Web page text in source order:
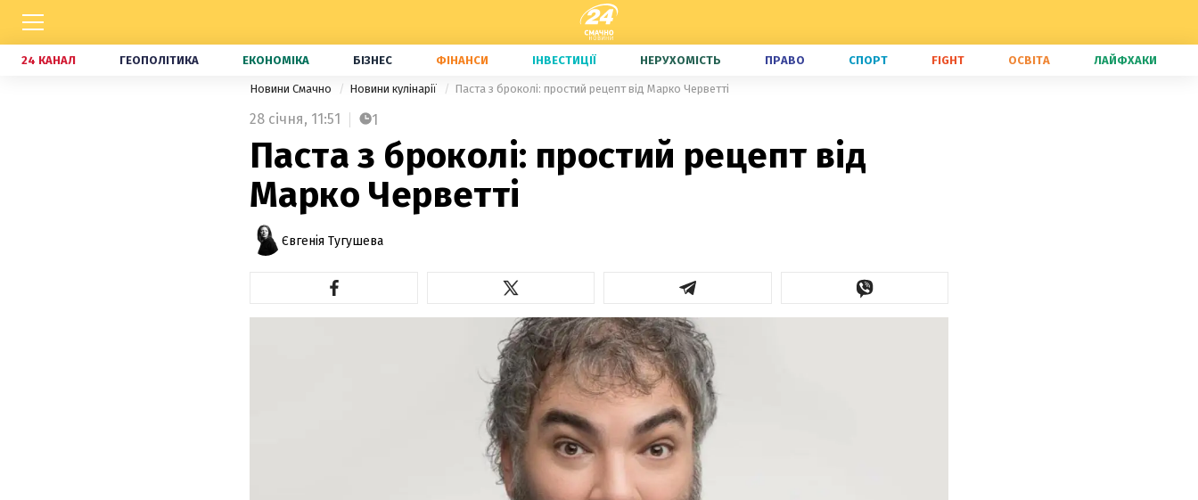
24 КАНАЛ ГЕОПОЛІТИКА ЕКОНОМІКА БІЗНЕС ФІНАНСИ ІНВЕСТИЦІЇ НЕРУХОМІСТЬ ПРАВО СПОРТ FIGHT ОСВІТА ЛАЙФХАКИ
Новини Смачно Новини кулінарії Паста з броколі: простий рецепт від Марко Черветті
28 січня, 11:51 1
Паста з броколі: простий рецепт від
Марко Черветті
Євгенія Тугушева